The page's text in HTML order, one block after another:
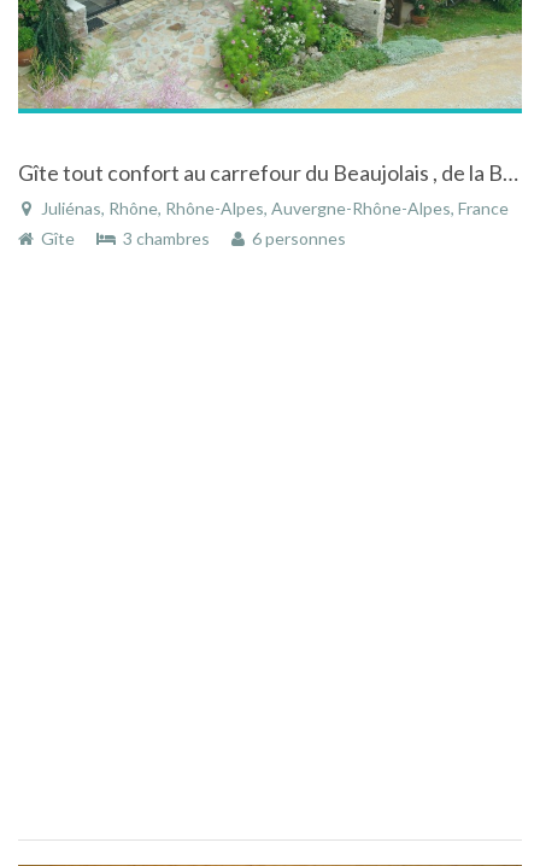
Gîte tout confort au carrefour du Beaujolais , de la Bourgogne et de la Bresse
Juliénas, Rhône, Rhône-Alpes, Auvergne-Rhône-Alpes, France
Gîte
3 chambres 6 personnes